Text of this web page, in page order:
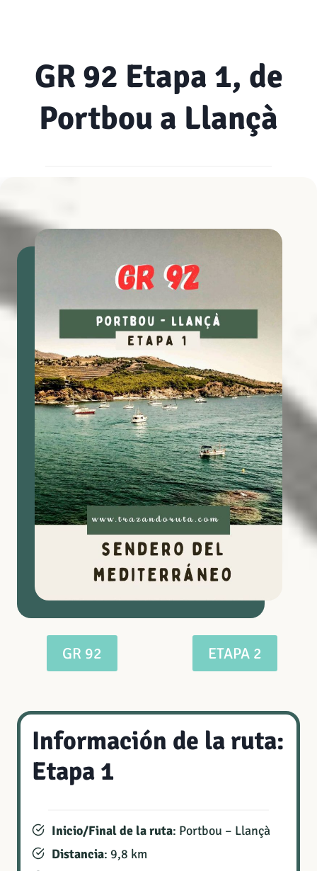
GR 92 Etapa 1, de
Portbou a Llançà
GR 92 ETAPA 2
Información de la ruta:
Etapa 1
Inicio/Final de la ruta: Portbou – Llançà
Distancia: 9,8 km